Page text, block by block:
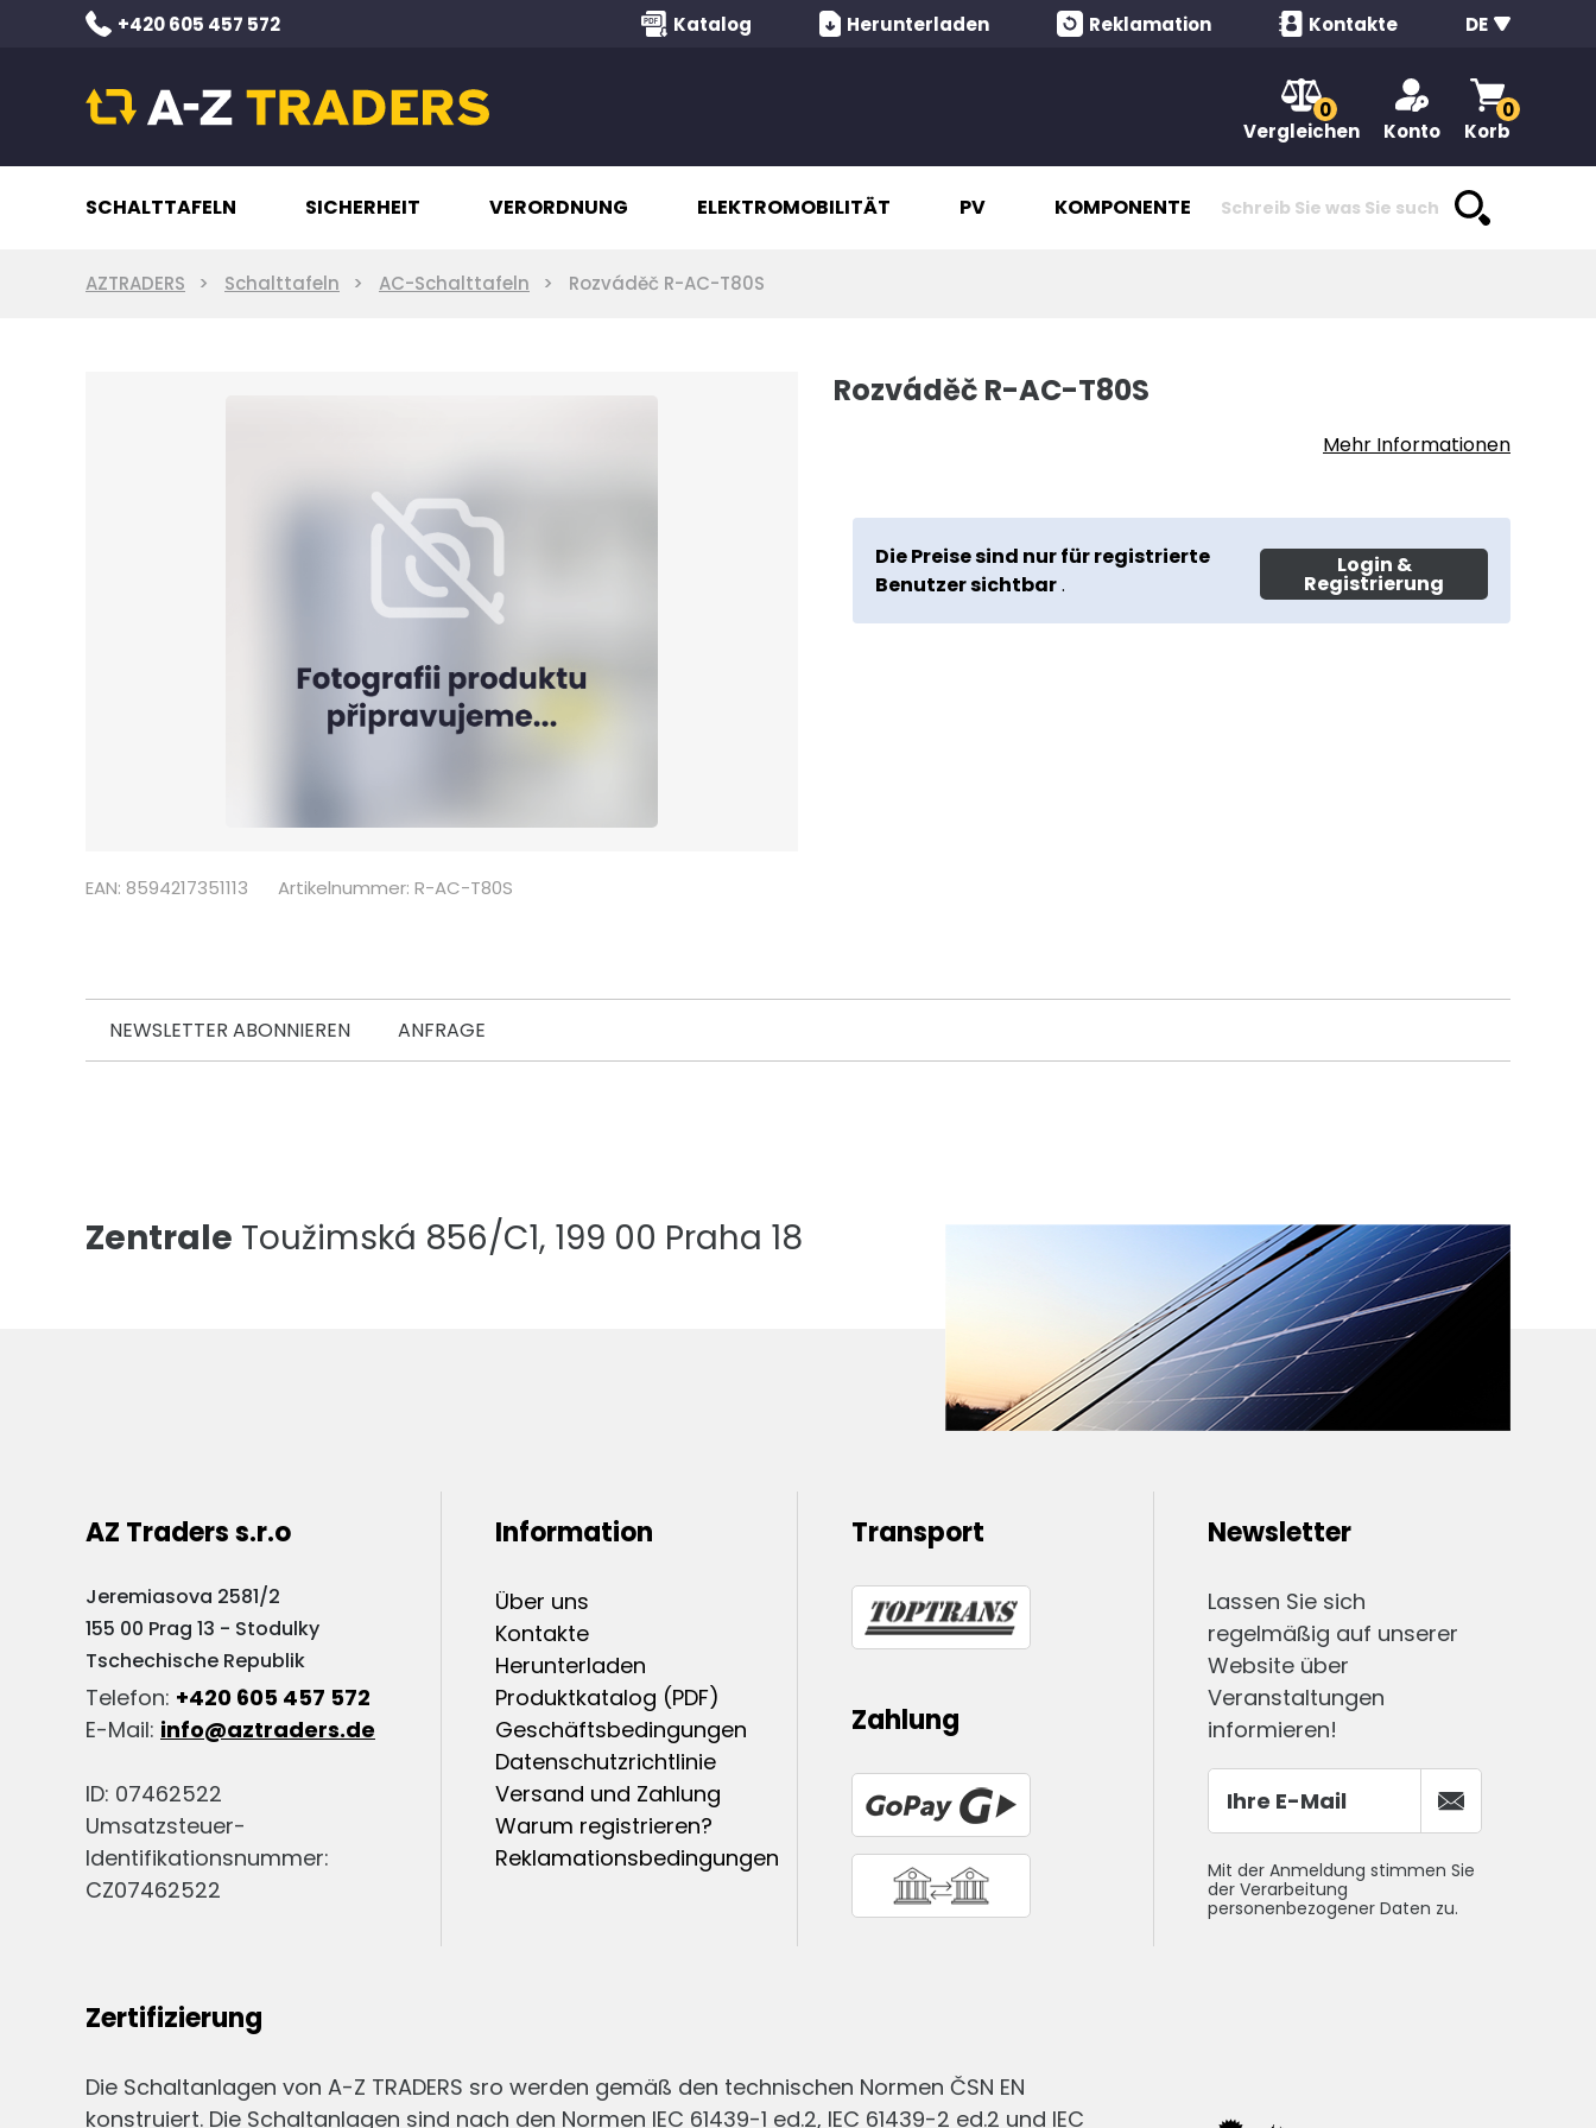
+420 605 457 572 Katalog Herunterladen Reklamation Kontakte DE
0
Vergleichen
Konto
0
Korb
SCHALTTAFELN SICHERHEIT VERORDNUNG ELEKTROMOBILITÄT PV KOMPONENTEN
AZTRADERS Schalttafeln AC-Schalttafeln Rozváděč R-AC-T80S
Rozváděč R-AC-T80S
EAN: 8594217351113 Artikelnummer: R-AC-T80S
Mehr Informationen
Die Preise sind nur für registrierte
Benutzer sichtbar.
Login &
Registrierung
NEWSLETTER ABONNIEREN ANFRAGE
Zentrale Toužimská 856/C1, 199 00 Praha 18
AZ Traders s.r.o
Jeremiasova 2581/2
155 00 Prag 13 - Stodulky
Tschechische Republik
Telefon: +420 605 457 572
E-Mail: info@aztraders.de
ID: 07462522
Umsatzsteuer-
Identifikationsnummer:
CZ07462522
Information
Über uns
Kontakte
Herunterladen
Produktkatalog (PDF)
Geschäftsbedingungen
Datenschutzrichtlinie
Versand und Zahlung
Warum registrieren?
Reklamationsbedingungen
Transport
Zahlung
Newsletter
Lassen Sie sich
regelmäßig auf unserer
Website über
Veranstaltungen
informieren!
Mit der Anmeldung stimmen Sie
der Verarbeitung
personenbezogener Daten zu.
Zertifizierung
Die Schaltanlagen von A-Z TRADERS sro werden gemäß den technischen Normen ČSN EN
konstruiert. Die Schaltanlagen sind nach den Normen IEC 61439-1 ed.2, IEC 61439-2 ed.2 und IEC